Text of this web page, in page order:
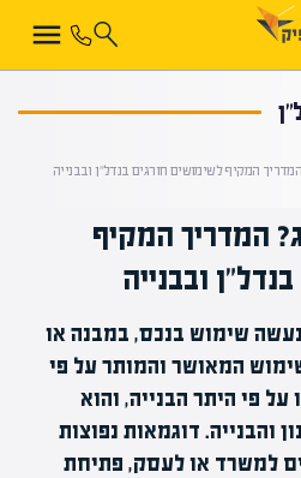
המקיף לשימושים חורגים בנדל"ן ובבנייה
המדריך המקיף
ובבנייה
שימוש בנכס, במבנה או
המאושר והמותר על פי
על פי היתר הבנייה, והוא
והבנייה. דוגמאות נפוצות
למשרד או לעסק, פתיחת